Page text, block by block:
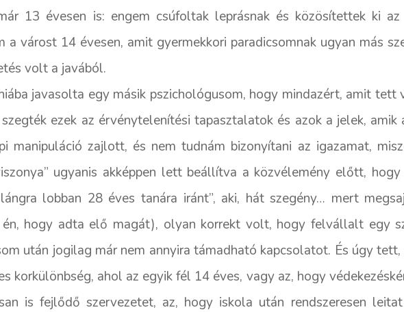
13 évesen is: engem csúfoltak leprásnak és közösítettek ki
a várost 14 évesen, amit gyermekkori paradicsomnak ugyan más
volt a javából.
javasolta egy másik pszichológusom, hogy mindazért, amit tett
ezek az érvénytelenítési tapasztalatok és azok a jelek,
manipuláció zajlott, és nem tudnám bizonyítani az igazamat,
ugyanis akképpen lett beállítva a közvélemény előtt,
lobban 28 éves tanára iránt”, aki, hát szegény… mert
hogy adta elő magát), olyan korrekt volt, hogy felvállalt egy
után jogilag már nem annyira támadható kapcsolatot. És úgy
korkülönbség, ahol az egyik fél 14 éves, vagy az, hogy
is fejlődő szervezetet, az, hogy iskola után rendszeresen